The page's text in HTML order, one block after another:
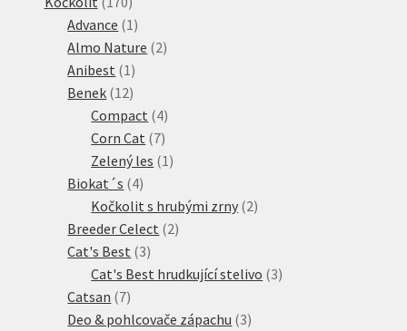
produktů
Advance 11
produkt
Almo Nature 22
Anibest 11
produkt
Benek 1212
produktů
Compact 44
produkty
Corn Cat 77
produktů
Zelený les 11
Biokat´s 44
produkty
Kočkolit s hrubými zrny 22
Breeder Celect 22
Cat's Best 33
produkty
Cat's Best hrudkující stelivo 33
Catsan 77
produktů
Deo & pohlcovače zápachu 33